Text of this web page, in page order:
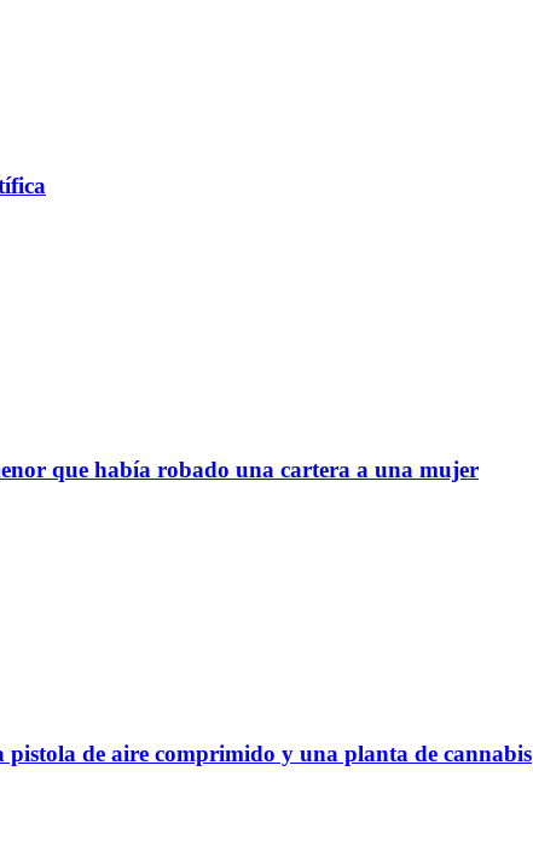
que había robado una cartera a una mujer
de aire comprimido y una planta de cannabis